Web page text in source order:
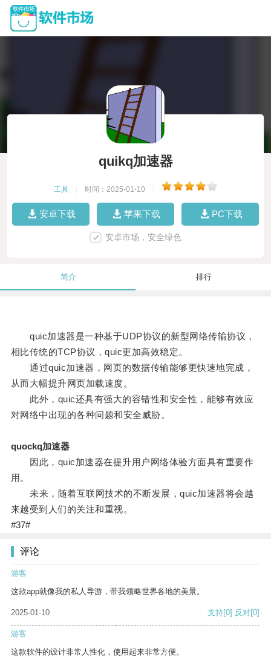
quikq加速器
工具 时间：2025-01-10
安卓下载 苹果下载 PC下载
安卓市场，安全绿色
简介 排行
quic加速器是一种基于UDP协议的新型网络传输协议，
相比传统的TCP协议，quic更加高效稳定。
通过quic加速器，网页的数据传输能够更快速地完成，
从而大幅提升网页加载速度。
此外，quic还具有强大的容错性和安全性，能够有效应
对网络中出现的各种问题和安全威胁。
quockq加速器
因此，quic加速器在提升用户网络体验方面具有重要作
用。
未来，随着互联网技术的不断发展，quic加速器将会越
来越受到人们的关注和重视。
#37#
评论
游客
这款app就像我的私人导游，带我领略世界各地的美景。
2025-01-10 支持[0] 反对[0]
游客
这款软件的设计非常人性化，使用起来非常方便。